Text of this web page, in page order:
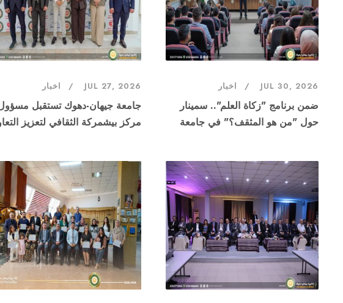
JUL 30, 2026 اخبار
ضمن برنامج "زكاة العلم".. سمينار
حول "من هو المثقف؟" في جامعة
JUL 27, 2026 اخبار
جامعة جيهان-دهوك تستقبل
مركز بيشمركة الثقافي لتعزيز